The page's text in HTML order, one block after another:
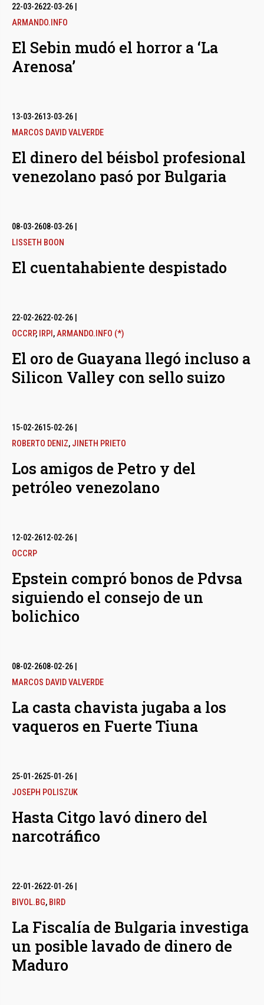
22-03-2622-03-26
ARMANDO.INFO
El Sebin mudó el horror a ‘La
Arenosa’
13-03-2613-03-26
MARCOS DAVID VALVERDE
El dinero del béisbol profesional
venezolano pasó por Bulgaria
08-03-2608-03-26
LISSETH BOON
El cuentahabiente despistado
22-02-2622-02-26
OCCRP, IRPI ,ARMANDO.INFO (*)
El oro de Guayana llegó incluso a
Silicon Valley con sello suizo
15-02-2615-02-26
ROBERTO DENIZ, JINETH PRIETO
Los amigos de Petro y del
petróleo venezolano
12-02-2612-02-26
OCCRP
Epstein compró bonos de Pdvsa
siguiendo el consejo de un
bolichico
08-02-2608-02-26
MARCOS DAVID VALVERDE
La casta chavista jugaba a los
vaqueros en Fuerte Tiuna
25-01-2625-01-26
JOSEPH POLISZUK
Hasta Citgo lavó dinero del
narcotráfico
22-01-2622-01-26
BIVOL.BG, BIRD
La Fiscalía de Bulgaria investiga
un posible lavado de dinero de
Maduro